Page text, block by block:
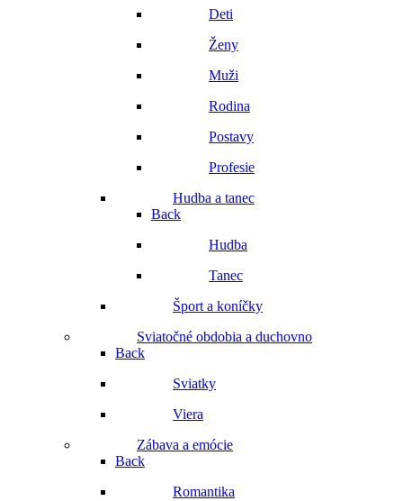
Deti
Ženy
Muži
Rodina
Postavy
Profesie
Hudba a tanec
Back
Hudba
Tanec
Šport a koníčky
Sviatočné obdobia a duchovno
Back
Sviatky
Viera
Zábava a emócie
Back
Romantika